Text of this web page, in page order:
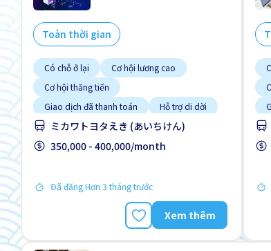
Toàn thời gian
Có chỗ ở lại
Cơ hội lương cao
Cơ hội thăng tiến
Giao dịch đã thanh toán
Hỗ trợ di dời
Nâng cao
Ưu tiên nam giới
Ưu tiên nữ giới
ミカワトヨタえき (あいちけん)
350,000 - 400,000/month
Đã đăng Hơn 3 tháng trước
Xem thêm